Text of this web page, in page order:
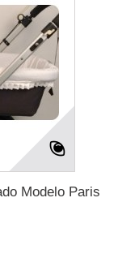
Modelo Paris